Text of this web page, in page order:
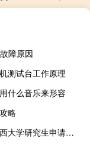
障原因
测试台工作原理
什么音乐来形容
略
新西兰梅西大学研究生申请条件